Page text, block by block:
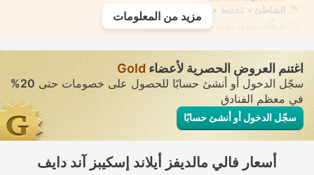
الشاطئ • مُختلط • ملابس السباحة المحتشمة
• في جميع الغرف
مزيد من المعلومات
اغتنم العروض الحصرية لأعضاء Gold
سجّل الدخول أو أنشئ حسابًا للحصول على خصومات حتى20%
في معظم الفنادق
سجّل الدخول أو أنشئ حسابًا
أسعار فالي مالديفز أيلاند إسكيبز آند دايف